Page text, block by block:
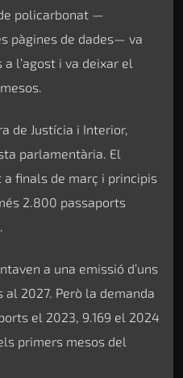
policarbonat —
pàgines de dades— va
l’agost i va deixar el
de Justícia i Interior,
parlamentària. El
finals de març i principis
2.800 passaports
a una emissió d’uns
al 2027. Però la demanda
el 2023, 9.169 el 2024
primers mesos del